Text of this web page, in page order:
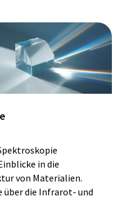
in die
von Materialien.
über die Infrarot- und